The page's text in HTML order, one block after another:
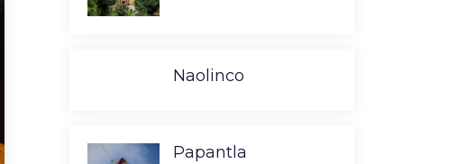
Naolinco
Papantla